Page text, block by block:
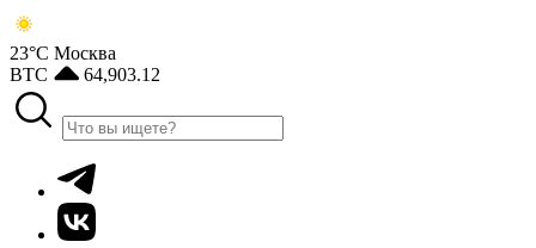
23°С Москва
BTC
64,903.12